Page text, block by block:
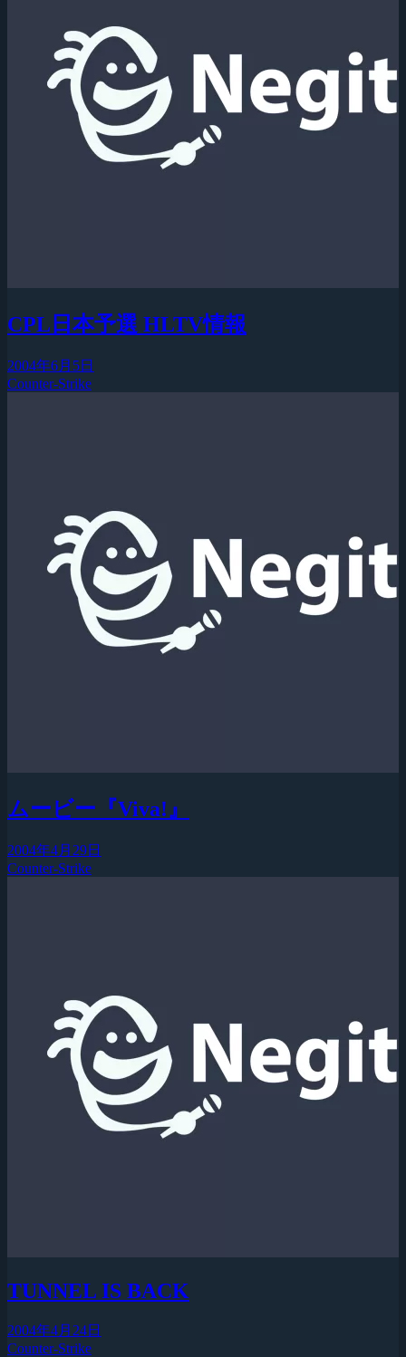
CPL日本予選 HLTV情報
2004年6月5日
Counter-Strike
ムービー『Viva!』
2004年4月29日
Counter-Strike
TUNNEL IS BACK
2004年4月24日
Counter-Strike